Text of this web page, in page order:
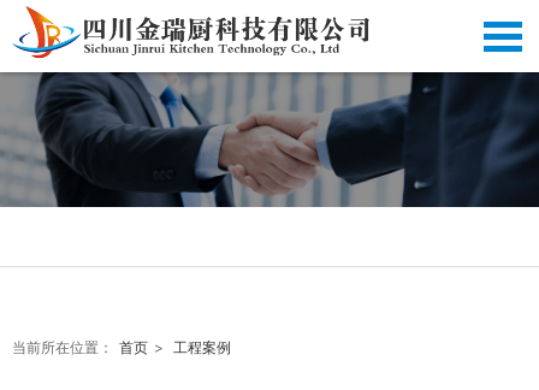
------------------------------------ ------------------------
当前所在位置： 首页 > 工程案例